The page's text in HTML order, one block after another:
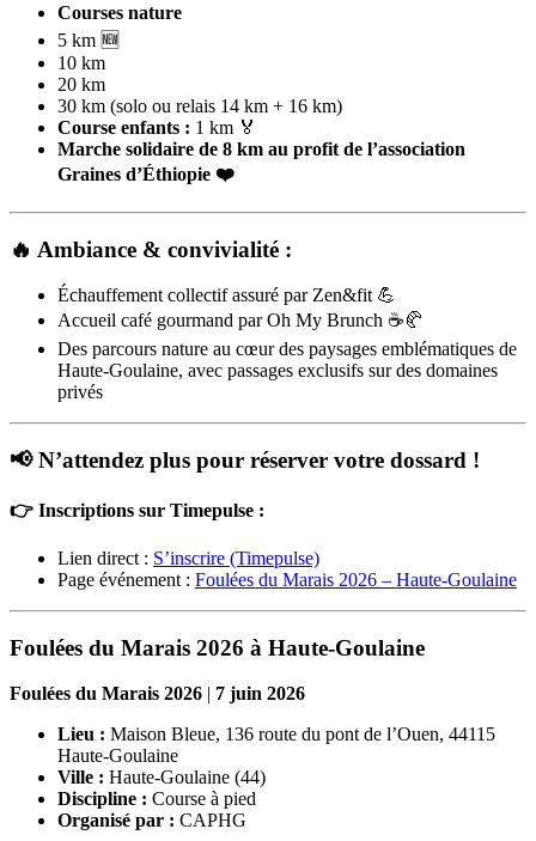
Courses nature
5 km 🆕
10 km
20 km
30 km (solo ou relais 14 km + 16 km)
Course enfants : 1 km 🏅
Marche solidaire de 8 km au profit de l’association
Graines d’Éthiopie ❤️
🔥 Ambiance & convivialité :
Échauffement collectif assuré par Zen&fit 💪
Accueil café gourmand par Oh My Brunch ☕🥐
Des parcours nature au cœur des paysages emblématiques de
Haute-Goulaine, avec passages exclusifs sur des domaines
privés
📢 N’attendez plus pour réserver votre dossard !
👉 Inscriptions sur Timepulse :
Lien direct : S’inscrire (Timepulse)
Page événement : Foulées du Marais 2026 – Haute-Goulaine
Foulées du Marais 2026 à Haute-Goulaine
Foulées du Marais 2026 | 7 juin 2026
Lieu : Maison Bleue, 136 route du pont de l’Ouen, 44115
Haute-Goulaine
Ville : Haute-Goulaine (44)
Discipline : Course à pied
Organisé par : CAPHG